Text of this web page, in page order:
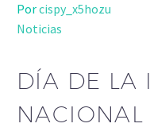
Porcispy_x5hozu
Noticias
DÍA DE LA
NACIONAL